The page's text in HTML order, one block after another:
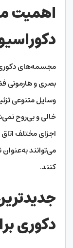
اهمیت
مجسمه‌های دکوری،
بصری و هارمونی
وسایل متنوعی
خالی و بی‌روح
اجزای مختلف
می‌توانند
کنند.
دکوری